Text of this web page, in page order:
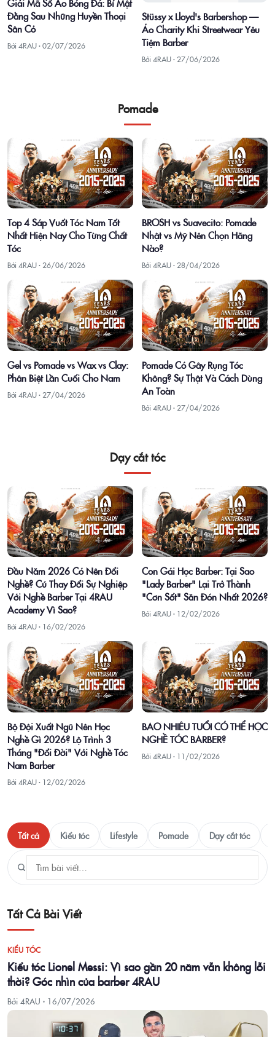
Giải Mã Số Áo Bóng Đá: Bí Mật
Đằng Sau Những Huyền Thoại
Sân Cỏ
Bởi 4RAU ·02/07/2026
Stüssy x Lloyd's Barbershop —
Áo Charity Khi Streetwear Yêu
Tiệm Barber
Bởi 4RAU · 27/06/2026
Pomade
Top 4 Sáp Vuốt Tóc Nam Tốt
Nhất Hiện Nay Cho Từng Chất
Tóc
Bởi 4RAU · 26/06/2026
BROSH vs Suavecito: Pomade
Nhật vs Mỹ Nên Chọn Hãng
Nào?
Bởi 4RAU · 28/04/2026
Gel vs Pomade vs Wax vs Clay:
Phân Biệt Lần Cuối Cho Nam
Bởi 4RAU · 27/04/2026
Pomade Có Gây Rụng Tóc
Không? Sự Thật Và Cách Dùng
An Toàn
Bởi 4RAU · 27/04/2026
Dạy cắt tóc
Đầu Năm 2026 Có Nên Đổi
Nghề? Cú Thay Đổi Sự Nghiệp
Với Nghề Barber Tại 4RAU
Academy Vì Sao?
Bởi 4RAU · 16/02/2026
Con Gái Học Barber: Tại Sao
"Lady Barber" Lại Trở Thành
"Cơn Sốt" Săn Đón Nhất 2026?
Bởi 4RAU · 12/02/2026
Bộ Đội Xuất Ngũ Nên Học
Nghề Gì 2026? Lộ Trình 3
Tháng "Đổi Đời" Với Nghề Tóc
Nam Barber
Bởi 4RAU · 12/02/2026
BAO NHIÊU TUỔI CÓ THỂ HỌC
NGHỀ TÓC BARBER?
Bởi 4RAU · 11/02/2026
Tất cả Kiểu tóc Lifestyle Pomade Dạy cắt tóc
Tất Cả Bài Viết
KIỂU TÓC
Kiểu tóc Lionel Messi: Vì sao gần 20 năm vẫn không lỗi
thời? Góc nhìn của barber 4RAU
Bởi 4RAU · 16/07/2026